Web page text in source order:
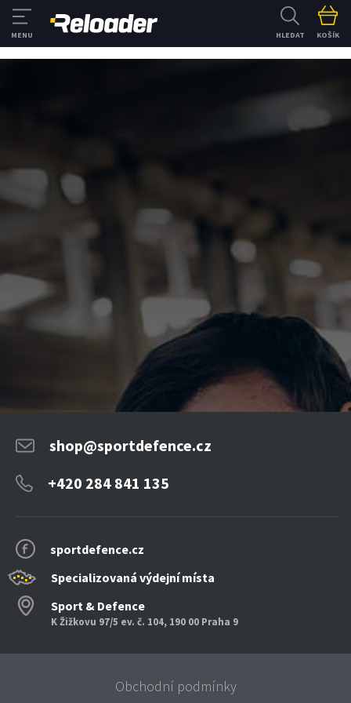
HLEDAT KOŠÍK
sportdefence.cz
Specializovaná výdejní místa
Sport & Defence
K Žižkovu 97/5 ev. č. 104, 190 00 Praha 9
shop@sportdefence.cz
+420 284 841 135
Obchodní podmínky